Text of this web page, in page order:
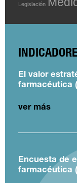
Legislación
El valor
farmacéutica
ver más
Encuesta de
farmacéutica